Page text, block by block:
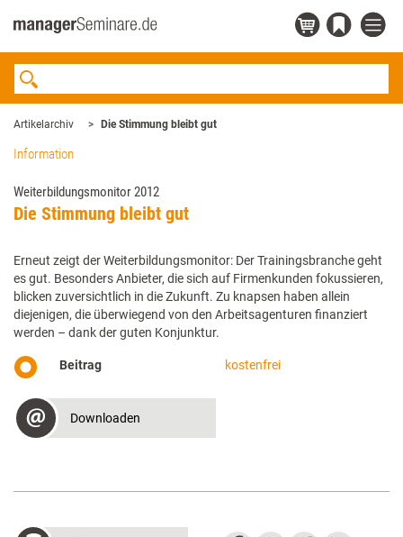
Artikelarchiv Die Stimmung bleibt gut
Information
Weiterbildungsmonitor 2012
Die Stimmung bleibt gut
Erneut zeigt der Weiterbildungsmonitor: Der Trainingsbranche geht
es gut. Besonders Anbieter, die sich auf Firmenkunden fokussieren,
blicken zuversichtlich in die Zukunft. Zu knapsen haben allein
diejenigen, die überwiegend von den Arbeitsagenturen finanziert
werden – dank der guten Konjunktur.
Beitrag kostenfrei
Downloaden